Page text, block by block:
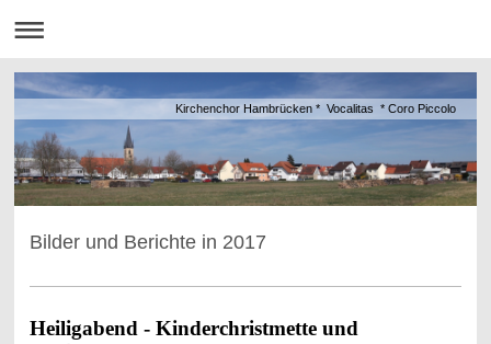
Kirchenchor Hambrücken * Vocalitas * Coro Piccolo
Bilder und Berichte in 2017
Heiligabend - Kinderchristmette und